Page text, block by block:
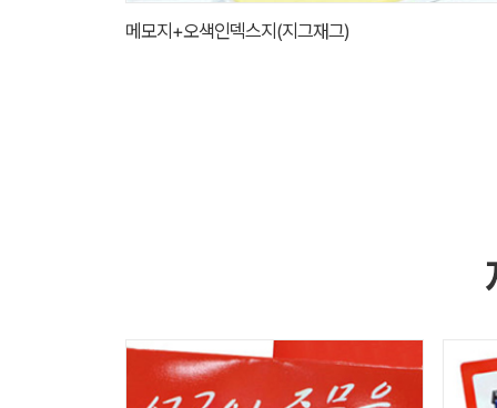
메모지+오색인덱스지(지그재그)